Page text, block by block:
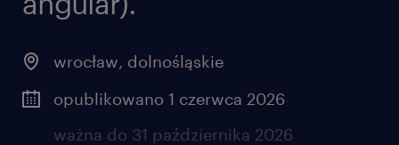
wrocław, dolnośląskie
opublikowano 1 czerwca 2026
ważna do 31 października 2026